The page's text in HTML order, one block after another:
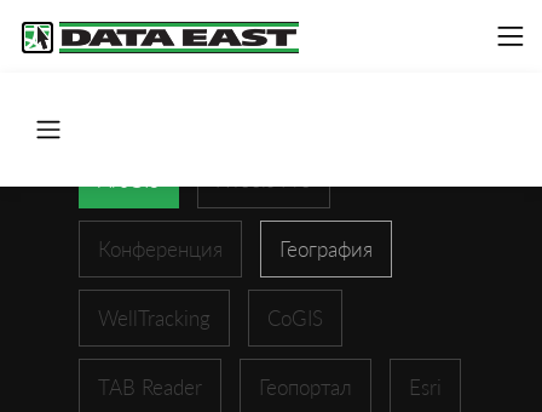
Конференция География
WellTracking CoGIS
TAB Reader Геопортал Esri